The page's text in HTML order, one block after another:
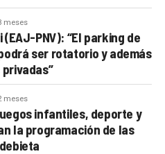
meses
PNV): “El parking de
ser rotatorio y además
meses
infantiles, deporte y
la programación de las